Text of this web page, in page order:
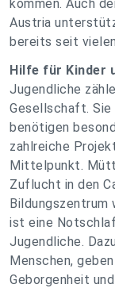
kommen. Auch
Austria
bereits seit
Hilfe für Kinder
Jugendliche
Gesellschaft. Sie
benötigen
zahlreiche
Mittelpunkt.
Zuflucht in den
Bildungszentrum
ist eine
Jugendliche.
Menschen,
Geborgenheit